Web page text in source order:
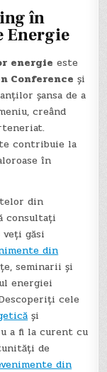
în
Energie
energie este
Conference și
șansa de a
creând
contribuie la
în
din
consultați
găsi
din
seminarii și
energiei
cele
și
a fi la curent cu
de
din